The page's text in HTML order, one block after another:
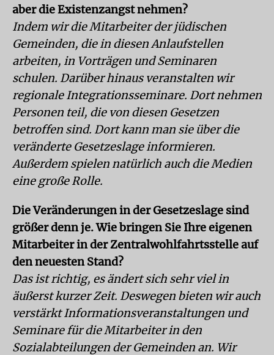
aber die Existenzangst nehmen?
Indem wir die Mitarbeiter der jüdischen
Gemeinden, die in diesen Anlaufstellen
arbeiten, in Vorträgen und Seminaren
schulen. Darüber hinaus veranstalten wir
regionale Integrationsseminare. Dort nehmen
Personen teil, die von diesen Gesetzen
betroffen sind. Dort kann man sie über die
veränderte Gesetzeslage informieren.
Außerdem spielen natürlich auch die Medien
eine große Rolle.
Die Veränderungen in der Gesetzeslage sind
größer denn je. Wie bringen Sie Ihre eigenen
Mitarbeiter in der Zentralwohlfahrtsstelle auf
den neuesten Stand?
Das ist richtig, es ändert sich sehr viel in
äußerst kurzer Zeit. Deswegen bieten wir auch
verstärkt Informationsveranstaltungen und
Seminare für die Mitarbeiter in den
Sozialabteilungen der Gemeinden an. Wir